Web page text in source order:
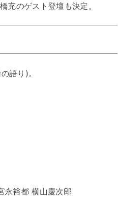
充のゲスト登壇も決定。
語り)。
永裕都 横山慶次郎